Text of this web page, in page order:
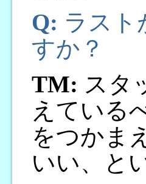
Q: ラスト
すか？
TM: スタ
えている
をつかま
いい、と